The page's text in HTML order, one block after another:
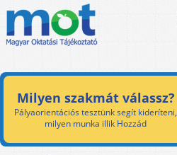
Milyen szakmát válassz?
Pályaorientációs tesztünk segít kideríteni,
milyen munka illik Hozzád